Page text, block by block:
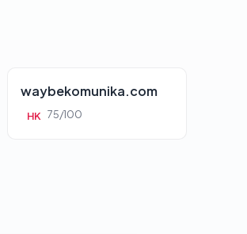
waybekomunika.com
HK 75/100